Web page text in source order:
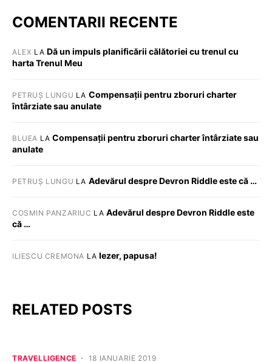
COMENTARII RECENTE
ALEX LA Dă un impuls planificării călătoriei cu trenul cu
harta Trenul Meu
PETRUȘ LUNGU LA Compensații pentru zboruri charter
întârziate sau anulate
BLUEA LACompensații pentru zboruri charter întârziate sau
anulate
PETRUȘ LUNGU LA Adevărul despre Devron Riddle este că …
COSMIN PANZARIUC LA Adevărul despre Devron Riddle este
că …
ILIESCU CREMONA LA Iezer, papusa!
RELATED POSTS
TRAVELLIGENCE 18 IANUARIE 2019